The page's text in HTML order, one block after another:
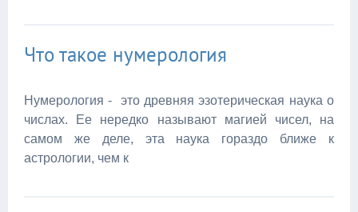
Что такое нумерология
Нумерология - это древняя эзотерическая наука о
числах. Ее нередко называют магией чисел, на
самом же деле, эта наука гораздо ближе к
астрологии, чем к